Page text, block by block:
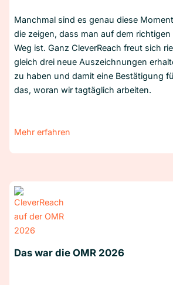
Manchmal sind es genau diese
die zeigen, dass man auf dem richtigen
Weg ist. Ganz CleverReach freut sich
gleich drei neue Auszeichnungen
zu haben und damit eine Bestätigung
das, woran wir tagtäglich arbeiten.
Mehr erfahren
Das war die OMR 2026